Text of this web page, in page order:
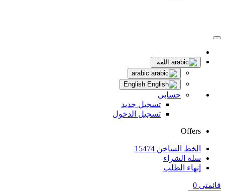
اللغة
حسابي
تسجيل جديد
تسجيل الدخول
Offers
الخط الساخن 15474
سلة الشراء
إنهاء الطلب
قائمتى 0